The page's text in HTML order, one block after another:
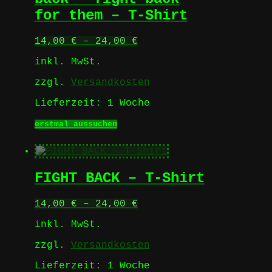
auf
der
gewählt
werden
for them – T-Shirt
14,00 € – 24,00 €
inkl. MwSt.
zzgl. Versandkosten
Lieferzeit: 1 Woche
erstmal aussuchenDieses
weist
mehrere
auf.
Optionen
können
Produktseite
werden
FIGHT BACK – T-Shirt
14,00 € – 24,00 €
inkl. MwSt.
zzgl. Versandkosten
Lieferzeit: 1 Woche